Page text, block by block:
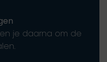
je daarna om de